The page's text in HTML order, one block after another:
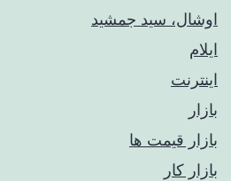
اوشال، سید جمشید
ایلام
اینترنت
بازار
بازار قیمت ها
بازار کار